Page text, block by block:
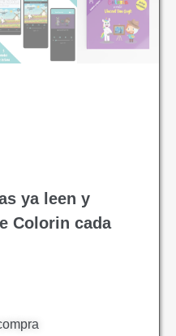
ya leen y
Colorin cada